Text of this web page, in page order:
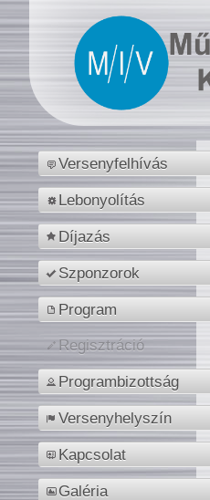
Versenyfelhívás
Lebonyolítás
Díjazás
Szponzorok
Program
Regisztráció
Programbizottság
Versenyhelyszín
Kapcsolat
Galéria